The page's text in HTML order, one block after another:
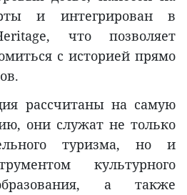
и интегрирован в
что позволяет
с историей прямо
рассчитаны на самую
они служат не только
туризма, но и
культурного
а также